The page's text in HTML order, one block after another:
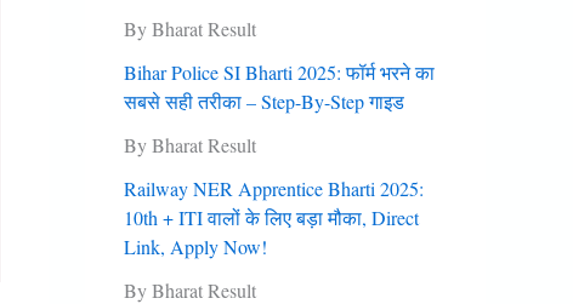
By Bharat Result
Bihar Police SI Bharti 2025: फॉर्म भरने का
सबसे सही तरीका – Step-By-Step गाइड
By Bharat Result
Railway NER Apprentice Bharti 2025:
10th + ITI वालों के लिए बड़ा मौका, Direct
Link, Apply Now!
By Bharat Result